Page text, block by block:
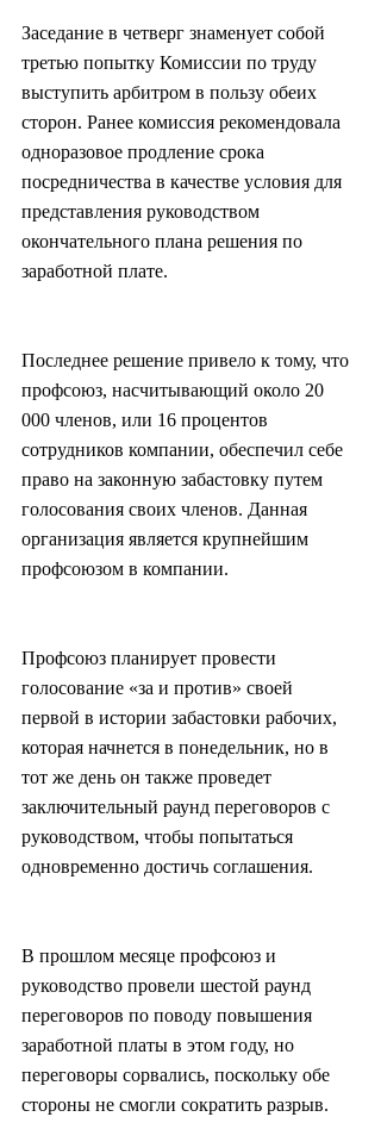
Заседание в четверг знаменует собой
третью попытку Комиссии по труду
выступить арбитром в пользу обеих
сторон. Ранее комиссия рекомендовала
одноразовое продление срока
посредничества в качестве условия для
представления руководством
окончательного плана решения по
заработной плате.
Последнее решение привело к тому, что
профсоюз, насчитывающий около 20
000 членов, или 16 процентов
сотрудников компании, обеспечил себе
право на законную забастовку путем
голосования своих членов. Данная
организация является крупнейшим
профсоюзом в компании.
Профсоюз планирует провести
голосование «за и против» своей
первой в истории забастовки рабочих,
которая начнется в понедельник, но в
тот же день он также проведет
заключительный раунд переговоров с
руководством, чтобы попытаться
одновременно достичь соглашения.
В прошлом месяце профсоюз и
руководство провели шестой раунд
переговоров по поводу повышения
заработной платы в этом году, но
переговоры сорвались, поскольку обе
стороны не смогли сократить разрыв.